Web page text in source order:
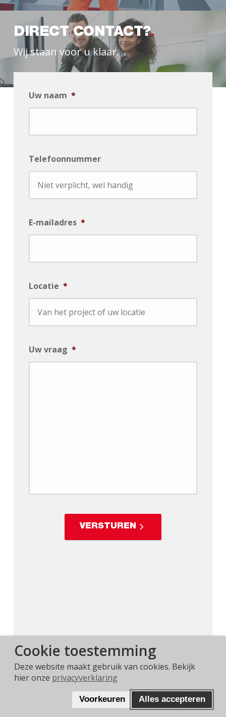
DIRECT CONTACT?
Wij staan voor u klaar.
Uw naam *
Telefoonnummer
E-mailadres *
Locatie *
Uw vraag *
VERSTUREN
WAT VIND JE VAN ONS?
DEEL JE ERVARING!
Cookie toestemming
Deze website maakt gebruik van cookies. Bekijk
hier onze privacyverklaring
Voorkeuren Alles accepteren